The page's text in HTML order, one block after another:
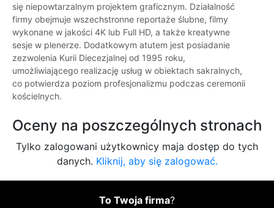
się niepowtarzalnym projektem graficznym. Działalność
firmy obejmuje wszechstronne reportaże ślubne, filmy
wykonane w jakości 4K lub Full HD, a także kreatywne
sesje w plenerze. Dodatkowym atutem jest posiadanie
zezwolenia Kurii Diecezjalnej od 1995 roku,
umożliwiającego realizację usług w obiektach sakralnych,
co potwierdza poziom profesjonalizmu podczas ceremonii
kościelnych.
Oceny na poszczególnych stronach
Tylko zalogowani użytkownicy maja dostęp do tych
danych. Kliknij, aby się zalogować.
To Twoja firma?